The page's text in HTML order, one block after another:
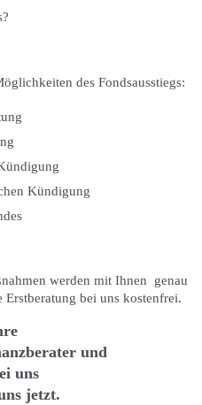
des Fondsausstiegs:
Kündigung
werden mit Ihnen genau
bei uns kostenfrei.
und
uns
jetzt.